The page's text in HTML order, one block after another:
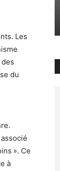
Les
du
». Ce
à